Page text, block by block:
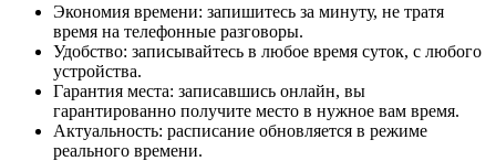
Экономия времени: запишитесь за минуту, не тратя
время на телефонные разговоры.
Удобство: записывайтесь в любое время суток, с любого
устройства.
Гарантия места: записавшись онлайн, вы
гарантированно получите место в нужное вам время.
Актуальность: расписание обновляется в режиме
реального времени.